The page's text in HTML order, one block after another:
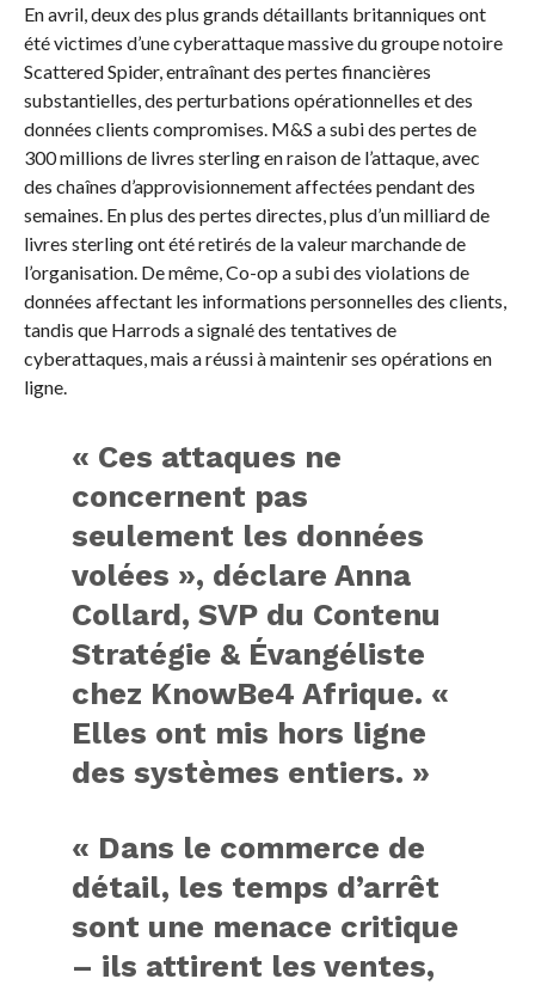
En avril, deux des plus grands détaillants britanniques ont
été victimes d’une cyberattaque massive du groupe notoire
Scattered Spider, entraînant des pertes financières
substantielles, des perturbations opérationnelles et des
données clients compromises. M&S a subi des pertes de
300 millions de livres sterling en raison de l’attaque, avec
des chaînes d’approvisionnement affectées pendant des
semaines. En plus des pertes directes, plus d’un milliard de
livres sterling ont été retirés de la valeur marchande de
l’organisation. De même, Co-op a subi des violations de
données affectant les informations personnelles des clients,
tandis que Harrods a signalé des tentatives de
cyberattaques, mais a réussi à maintenir ses opérations en
ligne.
« Ces attaques ne
concernent pas
seulement les données
volées », déclare Anna
Collard, SVP du Contenu
Stratégie & Évangéliste
chez KnowBe4 Afrique. «
Elles ont mis hors ligne
des systèmes entiers. »
« Dans le commerce de
détail, les temps d’arrêt
sont une menace critique
– ils attirent les ventes,